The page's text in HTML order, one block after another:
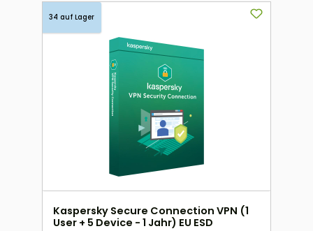
34 auf Lager
Kaspersky Secure Connection VPN (1
User + 5 Device - 1 Jahr) EU ESD